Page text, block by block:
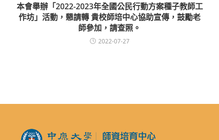
本會舉辦「2022-2023年全國公民行動方案種子教師工
作坊」活動，懇請轉 貴校師培中心協助宣傳，鼓勵老
師參加，請查照。
2022-07-27